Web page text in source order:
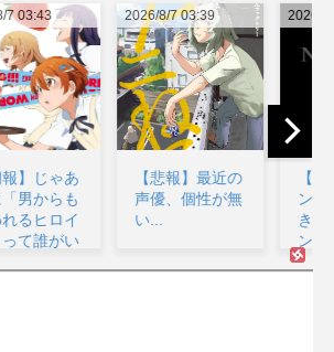
2026/8/7 03:39
【悲報】最近の
声優、個性が無
い...
2026/8/7 03:17
【朗報】ワンダ
ンス作者、手描